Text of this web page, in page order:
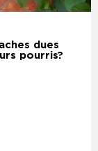
dues
pourris?